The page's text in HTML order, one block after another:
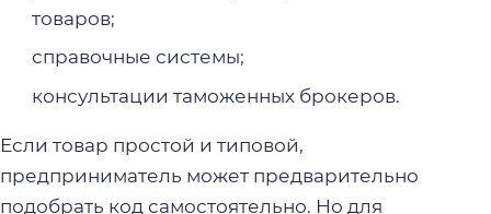
товаров;
справочные системы;
консультации таможенных брокеров.
Если товар простой и типовой,
предприниматель может предварительно
подобрать код самостоятельно. Но для